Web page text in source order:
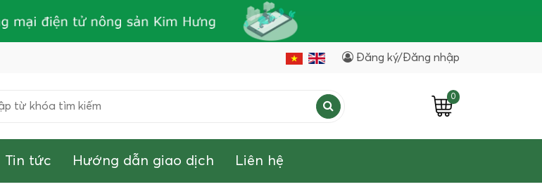
Đăng ký/Đăng nhập
0
Tin tức Hướng dẫn giao dịch Liên hệ